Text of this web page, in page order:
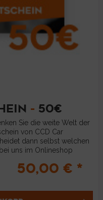
- 50€
Sie die weite Welt der
von CCD Car
dann selbst welchen
uns im Onlineshop
50,00 € *